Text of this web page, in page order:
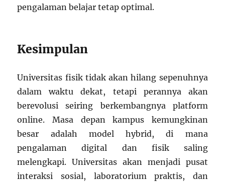
pengalaman belajar tetap optimal.
Kesimpulan
Universitas fisik tidak akan hilang sepenuhnya
dalam waktu dekat, tetapi perannya akan
berevolusi seiring berkembangnya platform
online. Masa depan kampus kemungkinan
besar adalah model hybrid, di mana
pengalaman digital dan fisik saling
melengkapi. Universitas akan menjadi pusat
interaksi sosial, laboratorium praktis, dan